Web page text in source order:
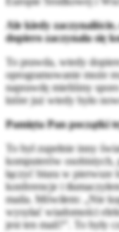
Ale kiedy
dopiero zaczynała się
To prawda, wtedy
oprogramowanie może
naprawdę mieliśmy
które już wtedy było
Pamięta Pan początki
To był zupełnie inny
komputerów osobistych,
łączyć biura w pierwsze
konferencje i
maila. Mówiłem: „Nie
wysyłać wiadomości
jest ten mail?”. To były